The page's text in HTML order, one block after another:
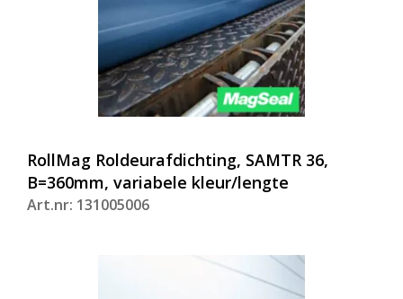
RollMag Roldeurafdichting, SAMTR 36,
B=360mm, variabele kleur/lengte
Art.nr: 131005006